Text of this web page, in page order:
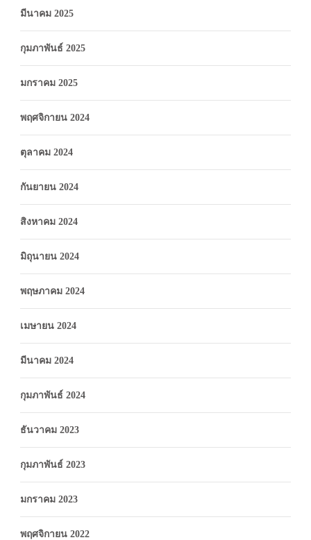
มีนาคม 2025
กุมภาพันธ์ 2025
มกราคม 2025
พฤศจิกายน 2024
ตุลาคม 2024
กันยายน 2024
สิงหาคม 2024
มิถุนายน 2024
พฤษภาคม 2024
เมษายน 2024
มีนาคม 2024
กุมภาพันธ์ 2024
ธันวาคม 2023
กุมภาพันธ์ 2023
มกราคม 2023
พฤศจิกายน 2022